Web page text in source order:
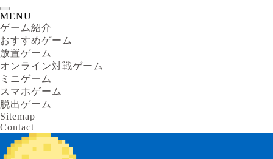
MENU
ゲーム紹介
おすすめゲーム
放置ゲーム
オンライン対戦ゲーム
ミニゲーム
スマホゲーム
脱出ゲーム
Sitemap
Contact